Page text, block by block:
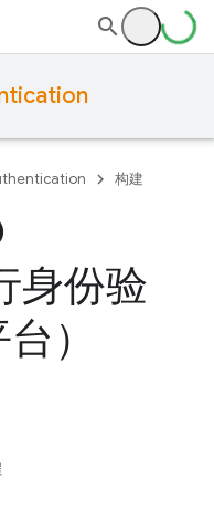
构建
身份验
）